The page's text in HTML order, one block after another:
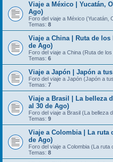
Viaje a México | Yucatán,
Ago)
Foro del viaje a México (Yucatán,
Temas: 8
Viaje a China | Ruta de
de Ago)
Foro del viaje a China (Ruta de
Temas: 6
Viaje a Japón | Japón a
Foro del viaje a Japón (Japón a
Temas: 7
Viaje a Brasil | La belleza
al 30 de Ago)
Foro del viaje a Brasil (La belleza
Temas: 9
Viaje a Colombia | La ruta
de Ago)
Foro del viaje a Colombia (La
Temas: 8